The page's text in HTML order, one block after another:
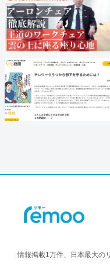
情報掲載1万件、日本最大の